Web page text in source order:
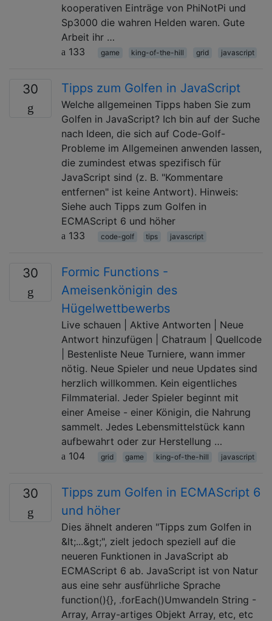
kooperativen Einträge von PhiNotPi und
Sp3000 die wahren Helden waren. Gute
Arbeit ihr …
133
game king-of-the-hill grid javascript
30 Tipps zum Golfen in JavaScript
Welche allgemeinen Tipps haben Sie zum
Golfen in JavaScript? Ich bin auf der Suche
nach Ideen, die sich auf Code-Golf-
Probleme im Allgemeinen anwenden lassen,
die zumindest etwas spezifisch für
JavaScript sind (z. B. "Kommentare
entfernen" ist keine Antwort). Hinweis:
Siehe auch Tipps zum Golfen in
ECMAScript 6 und höher
133
code-golf tips javascript
30
Formic Functions -
Ameisenkönigin des
Hügelwettbewerbs
Live schauen | Aktive Antworten | Neue
Antwort hinzufügen | Chatraum | Quellcode
| Bestenliste Neue Turniere, wann immer
nötig. Neue Spieler und neue Updates sind
herzlich willkommen. Kein eigentliches
Filmmaterial. Jeder Spieler beginnt mit
einer Ameise - einer Königin, die Nahrung
sammelt. Jedes Lebensmittelstück kann
aufbewahrt oder zur Herstellung …
104
grid game king-of-the-hill javascript
30
Tipps zum Golfen in ECMAScript 6
und höher
Dies ähnelt anderen "Tipps zum Golfen in
&lt;...&gt;", zielt jedoch speziell auf die
neueren Funktionen in JavaScript ab
ECMAScript 6 ab. JavaScript ist von Natur
aus eine sehr ausführliche Sprache
function(){}, .forEach()Umwandeln String -
Array, Array-artiges Objekt Array, etc, etc